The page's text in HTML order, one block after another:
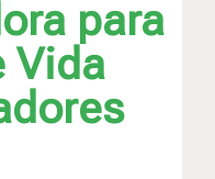
para
Vida